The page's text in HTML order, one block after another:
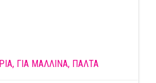
ΓΙΑ ΜΑΛΛΙΝΑ, ΠΑΛΤΑ